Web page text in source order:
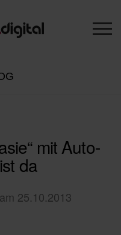
mit Auto-
da
25.10.2013